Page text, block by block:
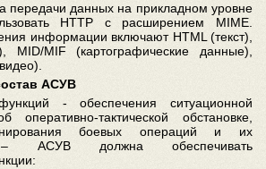
передачи данных на прикладном уровне
HTTP с расширением MIME.
информации включают HTML (текст),
MID/MIF (картографические данные),
АСУВ
- обеспечения ситуационной
оперативно-тактической обстановке,
боевых операций и их
– АСУВ должна обеспечивать